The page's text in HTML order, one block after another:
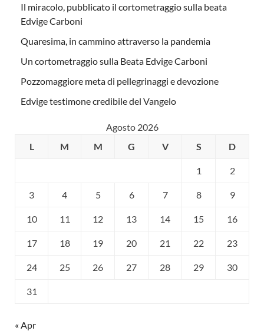
Il miracolo, pubblicato il cortometraggio sulla beata
Edvige Carboni
Quaresima, in cammino attraverso la pandemia
Un cortometraggio sulla Beata Edvige Carboni
Pozzomaggiore meta di pellegrinaggi e devozione
Edvige testimone credibile del Vangelo
Agosto 2026
L
M M G V S D
1 2
3 4 5 6 7 8 9
10 11 12 13 14 15 16
17 18 19 20 21 22 23
24 25 26 27 28 29 30
31
« Apr